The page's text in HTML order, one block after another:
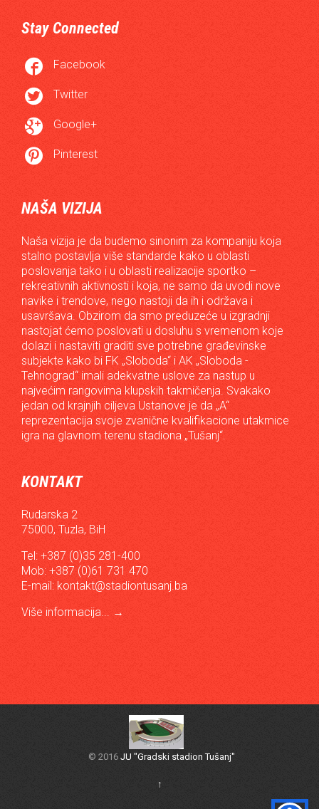
Stay Connected
 Facebook
 Twitter
 Google+
 Pinterest
NAŠA VIZIJA
Naša vizija je da budemo sinonim za kompaniju koja
stalno postavlja više standarde kako u oblasti
poslovanja tako i u oblasti realizacije sportko –
rekreativnih aktivnosti i koja, ne samo da uvodi nove
navike i trendove, nego nastoji da ih i održava i
usavršava. Obzirom da smo preduzeće u izgradnji
nastojat ćemo poslovati u dosluhu s vremenom koje
dolazi i nastaviti graditi sve potrebne građevinske
subjekte kako bi FK „Sloboda“ i AK „Sloboda -
Tehnograd“ imali adekvatne uslove za nastup u
najvećim rangovima klupskih takmičenja. Svakako
jedan od krajnjih ciljeva Ustanove je da „A“
reprezentacija svoje zvanične kvalifikacione utakmice
igra na glavnom terenu stadiona „Tušanj“.
KONTAKT
Rudarska 2
75000, Tuzla, BiH
Tel: +387 (0)35 281-400
Mob: +387 (0)61 731 470
E-mail: kontakt@stadiontusanj.ba
Više informacija... →
© 2016 JU "Gradski stadion Tušanj"
↑